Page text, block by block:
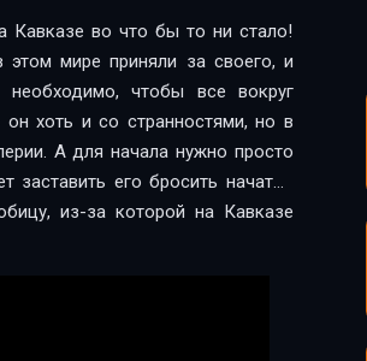
Кавказе во что бы то ни стало!
этом мире приняли за своего, и
чтобы все вокруг
он хоть и со странностями, но в
А для начала нужно просто
его бросить начатое
из-за которой на Кавказе